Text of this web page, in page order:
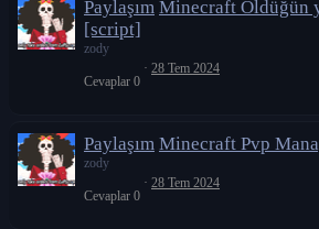
Paylaşım Minecraft Öldüğün
[script]
zody
Cevaplar 0
28 Tem 2024
Paylaşım Minecraft Pvp
zody
Cevaplar 0
28 Tem 2024